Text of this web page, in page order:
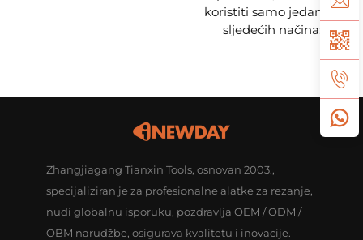
koristiti samo jedan od
sljedećih načina:
Zhangjiagang Tianxin Tools, osnovan 2003.,
specijaliziran je za profesionalne alatke za rezanje,
nudi globalnu isporuku, pozdravlja OEM / ODM /
OBM narudžbe, osigurava kvalitetu i inovacije.